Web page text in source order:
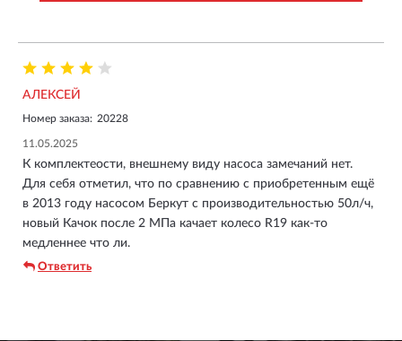
АЛЕКСЕЙ
Номер заказа: 20228
11.05.2025
К комплектеости, внешнему виду насоса замечаний нет.
Для себя отметил, что по сравнению с приобретенным ещё
в 2013 году насосом Беркут с производительностью 50л/ч,
новый Качок после 2 МПа качает колесо R19 как-то
медленнее что ли.
Ответить